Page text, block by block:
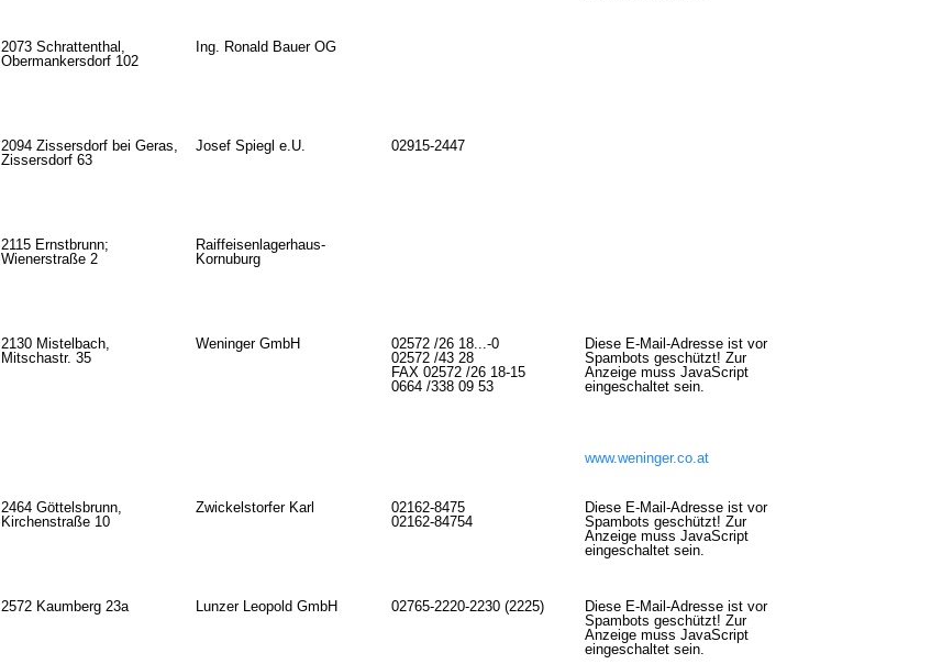
2073 Schrattenthal,
Obermankersdorf 102
Ing. Ronald Bauer OG
2094 Zissersdorf bei Geras,
Zissersdorf 63
Josef Spiegl e.U. 02915-2447
2115 Ernstbrunn;
Wienerstraße 2
Raiffeisenlagerhaus-
Kornuburg
2130 Mistelbach,
Mitschastr. 35
Weninger GmbH
02572 /26 18...-0
02572 /43 28
FAX 02572 /26 18-15
0664 /338 09 53
Diese E-Mail-Adresse ist vor
Spambots geschützt! Zur
Anzeige muss JavaScript
eingeschaltet sein.
www.weninger.co.at
2464 Göttelsbrunn,
Kirchenstraße 10
Zwickelstorfer Karl
02162-8475
02162-84754
Diese E-Mail-Adresse ist vor
Spambots geschützt! Zur
Anzeige muss JavaScript
eingeschaltet sein.
2572 Kaumberg 23a Lunzer Leopold GmbH 02765-2220-2230 (2225)
Diese E-Mail-Adresse ist vor
Spambots geschützt! Zur
Anzeige muss JavaScript
eingeschaltet sein.